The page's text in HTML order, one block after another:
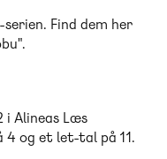
Find dem her
Alineas Læs
og et let-tal på 11.